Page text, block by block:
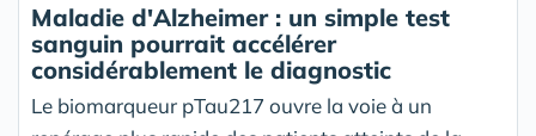
Maladie d'Alzheimer : un simple test
sanguin pourrait accélérer
considérablement le diagnostic
Le biomarqueur pTau217 ouvre la voie à un